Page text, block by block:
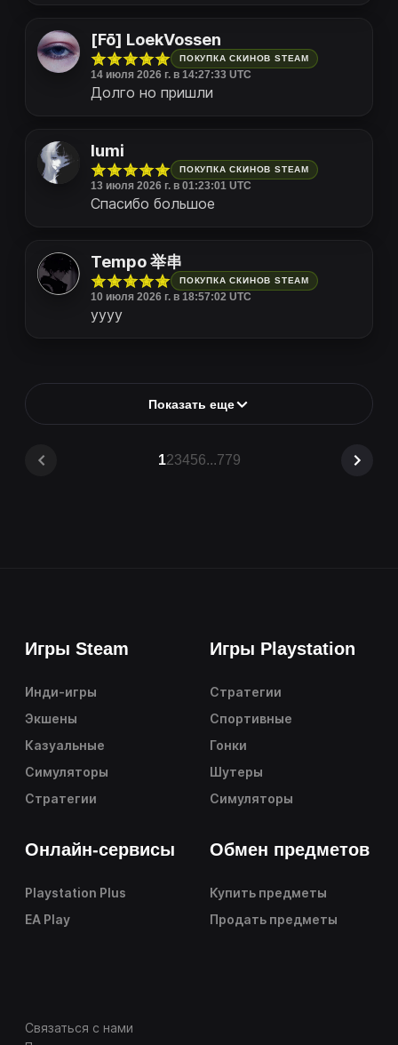
[Fō] LoekVossen
ПОКУПКА СКИНОВ STEAM
14 июля 2026 г. в 14:27:33 UTC
Долго но пришли
lumi
ПОКУПКА СКИНОВ STEAM
13 июля 2026 г. в 01:23:01 UTC
Спасибо большое
Tempo 举串
ПОКУПКА СКИНОВ STEAM
10 июля 2026 г. в 18:57:02 UTC
уууу
Показать еще
123456...779
Игры Steam
Инди-игры
Экшены
Казуальные
Симуляторы
Стратегии
Игры Playstation
Стратегии
Спортивные
Гонки
Шутеры
Симуляторы
Онлайн-сервисы
Playstation Plus
EA Play
Обмен предметов
Купить предметы
Продать предметы
Связаться с нами